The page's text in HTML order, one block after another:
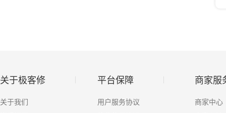
关于极客修
关于我们
平台保障
用户服务协议
商家服
商家中心